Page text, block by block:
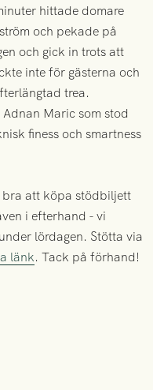
hittade domare
och pekade på
och gick in trots att
inte för gästerna och
trea.
Maric som stod
finess och smartness
bra att köpa stödbiljett
i efterhand - vi
lördagen. Stötta via
länk. Tack på förhand!